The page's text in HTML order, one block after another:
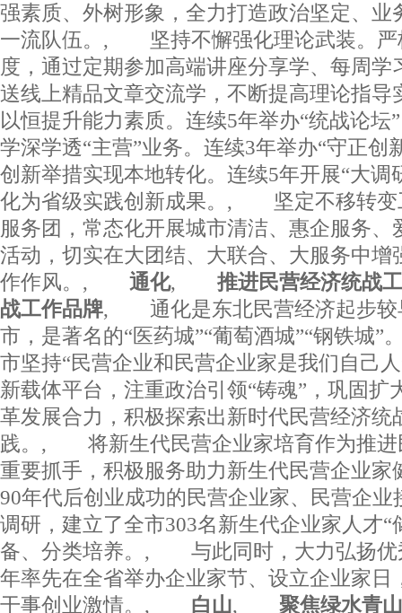
强素质、外树形象，全力打造政治坚定、业
一流队伍。, 坚持不懈强化理论武装。严
度，通过定期参加高端讲座分享学、每周学
送线上精品文章交流学，不断提高理论
以恒提升能力素质。连续5年举办“统战论坛
学深学透“主营”业务。连续3年举办“守正创
创新举措实现本地转化。连续5年开展“大调
化为省级实践创新成果。, 坚定不移转变
服务团，常态化开展城市清洁、惠企服务、
活动，切实在大团结、大联合、大服务中增
作作风。, 通化, 推进民营经济统战
战工作品牌, 通化是东北民营经济起步较
市，是著名的“医药城”“葡萄酒城”“钢铁
市坚持“民营企业和民营企业家是我们自己
新载体平台，注重政治引领“铸魂”，巩固扩
革发展合力，积极探索出新时代民营经济统
践。, 将新生代民营企业家培育作为推进
重要抓手，积极服务助力新生代民营企业家
90年代后创业成功的民营企业家、民营企业
调研，建立了全市303名新生代企业家人才“
备、分类培养。, 与此同时，大力弘扬优
年率先在全省举办企业家节、设立企业家日
干事创业激情。, 白山, 聚焦绿水青山